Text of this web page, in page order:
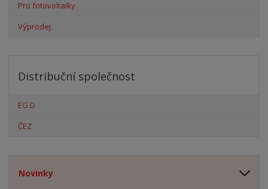
Pro fotovoltaiky
Výprodej
Distribuční společnost
EG.D
ČEZ
Novinky